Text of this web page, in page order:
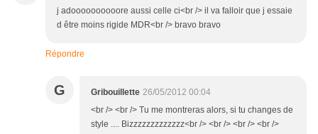
j adoooooooooore aussi celle ci<br /> il va falloir que j essaie
d être moins rigide MDR<br /> bravo bravo
Répondre
G Gribouillette 26/05/2012 00:04
<br /> <br /> Tu me montreras alors, si tu changes de
style .... Bizzzzzzzzzzzzz<br /> <br /> <br /> <br />